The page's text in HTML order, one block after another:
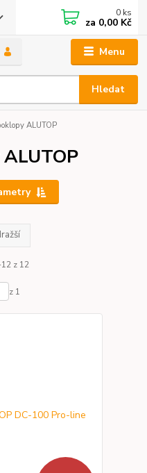
Menu
Hledat
0 ks
za 0,00 Kč
ALUTOP
z 12
z 1